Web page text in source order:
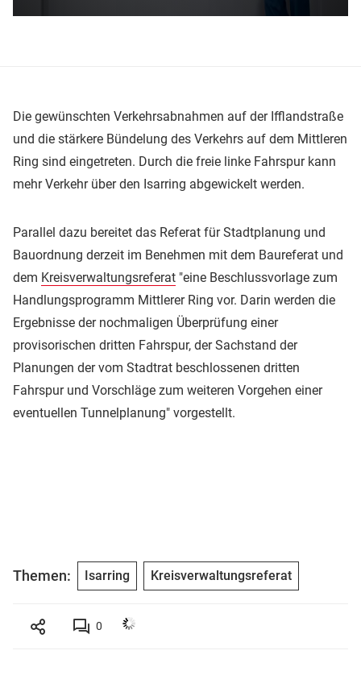
Die gewünschten Verkehrsabnahmen auf der Ifflandstraße
und die stärkere Bündelung des Verkehrs auf dem Mittleren
Ring sind eingetreten. Durch die freie linke Fahrspur kann
mehr Verkehr über den Isarring abgewickelt werden.
Parallel dazu bereitet das Referat für Stadtplanung und
Bauordnung derzeit im Benehmen mit dem Baureferat und
dem Kreisverwaltungsreferat "eine Beschlussvorlage zum
Handlungsprogramm Mittlerer Ring vor. Darin werden die
Ergebnisse der nochmaligen Überprüfung einer
provisorischen dritten Fahrspur, der Sachstand der
Planungen der vom Stadtrat beschlossenen dritten
Fahrspur und Vorschläge zum weiteren Vorgehen einer
eventuellen Tunnelplanung" vorgestellt.
Themen: Isarring Kreisverwaltungsreferat
0